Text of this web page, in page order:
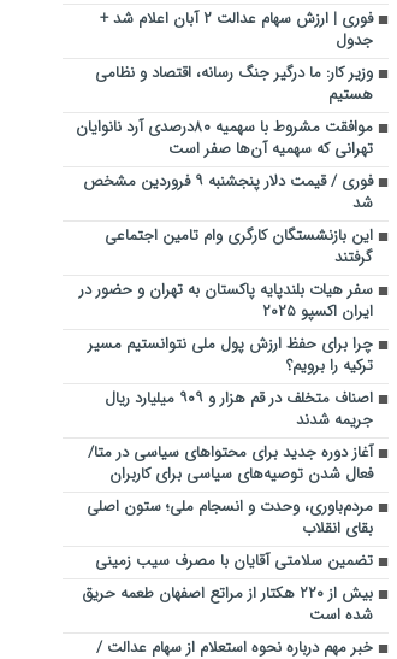
فوری | ارزش سهام عدالت ۲ آبان اعلام شد +
جدول
وزیر کار: ما درگیر جنگ رسانه، اقتصاد و نظامی
هستیم
موافقت مشروط با سهمیه ۸۰درصدی آرد نانوایان
تهرانی که سهمیه آن‌ها صفر است
فوری / قیمت دلار پنجشنبه ۹ فروردین مشخص
شد
این بازنشستگان کارگری وام تامین اجتماعی
گرفتند
سفر هیات بلندپایه پاکستان به تهران و حضور در
ایران اکسپو ۲۰۲۵
چرا برای حفظ ارزش پول ملی نتوانستیم مسیر
ترکیه را برویم؟
اصناف متخلف در قم هزار و ۹۰۹ میلیارد ریال
جریمه شدند
آغاز دوره جدید برای محتواهای سیاسی در متا/
فعال شدن توصیه‌های سیاسی برای کاربران
مردم‌باوری، وحدت و انسجام ملی؛ ستون اصلی
بقای انقلاب
تضمین سلامتی آقایان با مصرف سیب زمینی
بیش از ۲۲۰ هکتار از مراتع اصفهان طعمه حریق
شده است
خبر مهم درباره نحوه استعلام از سهام عدالت /